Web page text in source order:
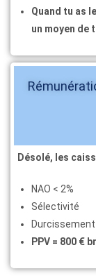
Quand tu as
un moyen de
Désolé, les
NAO < 2%
Sélectivité
PPV = 800 €